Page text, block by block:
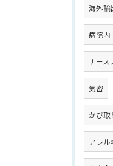
海外輸
病院内
ナース
気密
かび取
アレル